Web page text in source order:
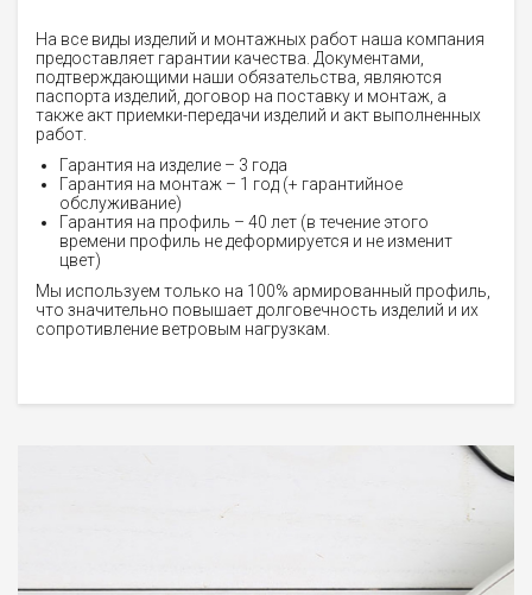
На все виды изделий и монтажных работ наша компания
предоставляет гарантии качества. Документами,
подтверждающими наши обязательства, являются
паспорта изделий, договор на поставку и монтаж, а
также акт приемки-передачи изделий и акт выполненных
работ.
Гарантия на изделие – 3 года
Гарантия на монтаж – 1 год (+ гарантийное
обслуживание)
Гарантия на профиль – 40 лет (в течение этого
времени профиль не деформируется и не изменит
цвет)
Мы используем только на 100% армированный профиль,
что значительно повышает долговечность изделий и их
сопротивление ветровым нагрузкам.